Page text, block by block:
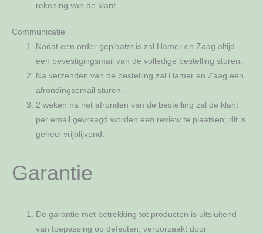
rekening van de klant.
Communicatie
Nadat een order geplaatst is zal Hamer en Zaag altijd
een bevestigingsmail van de volledige bestelling sturen.
Na verzenden van de bestelling zal Hamer en Zaag een
afrondingsemail sturen.
2 weken na het afronden van de bestelling zal de klant
per email gevraagd worden een review te plaatsen; dit is
geheel vrijblijvend.
Garantie
De garantie met betrekking tot producten is uitsluitend
van toepassing op defecten, veroorzaakt door